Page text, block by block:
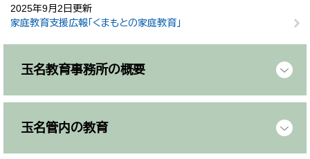
2025年9月2日更新
家庭教育支援広報「くまもとの家庭教育」
玉名教育事務所の概要
玉名管内の教育